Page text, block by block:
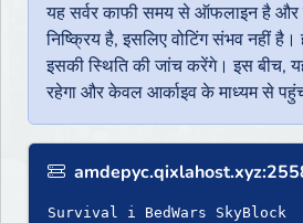
यह सर्वर काफी समय से ऑफलाइन है और
निष्क्रिय है, इसलिए वोटिंग संभव नहीं
इसकी स्थिति की जांच करेंगे। इस बीच,
रहेगा और केवल आर्काइव के माध्यम से पहुंच
Survival i BedWars SkyBlock